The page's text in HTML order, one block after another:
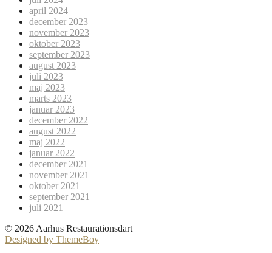
april 2024
december 2023
november 2023
oktober 2023
september 2023
august 2023
juli 2023
maj 2023
marts 2023
januar 2023
december 2022
august 2022
maj 2022
januar 2022
december 2021
november 2021
oktober 2021
september 2021
juli 2021
© 2026 Aarhus Restaurationsdart
Designed by ThemeBoy